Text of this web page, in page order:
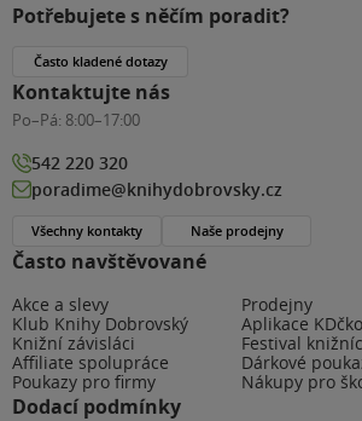
Často navštěvované
Akce a slevy
Prodejny
Klub Knihy Dobrovský
Aplikace KDčko
Knižní závisláci
Festival
Affiliate spolupráce
Dárkové
Poukazy pro firmy
Nákupy pro
Dodací podmínky
Potřebujete s něčím poradit?
Často kladené dotazy
Kontaktujte nás
Po–Pá: 8:00–17:00
542 220 320
poradime@knihydobrovsky.cz
Všechny kontakty Naše prodejny